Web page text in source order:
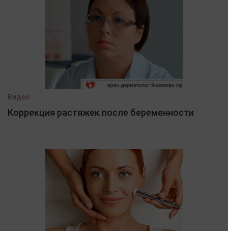
Видео
Коррекция растяжек после беременности